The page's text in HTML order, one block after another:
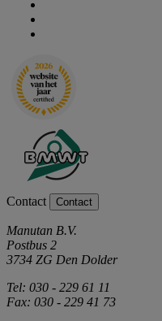
Contact Contact
Manutan B.V.
Postbus 2
3734 ZG Den Dolder
Tel: 030 - 229 61 11
Fax: 030 - 229 41 73